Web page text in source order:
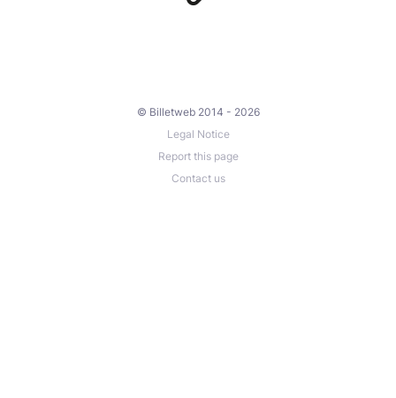
© Billetweb 2014 - 2026
Legal Notice
Report this page
Contact us